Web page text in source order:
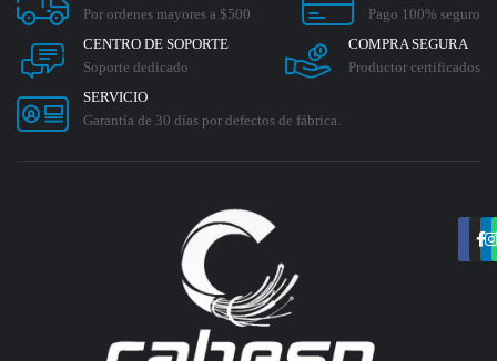
Por ordenes mayores a $500
Pago 100% seguro
CENTRO DE SOPORTE
Soporte dedicado
COMPRA SEGURA
Productor certificados
SERVICIO
Garantía de 30 días por defectos de fábrica.